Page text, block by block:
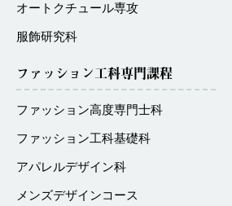
オートクチュール専攻
服飾研究科
ファッション工科専門課程
ファッション高度専門士科
ファッション工科基礎科
アパレルデザイン科
メンズデザインコース